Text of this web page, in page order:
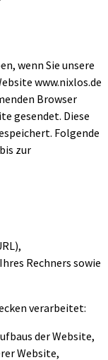
wenn Sie unsere
www.nixlos.de
Browser
gesendet. Diese
Folgende
zur
Rechners sowie
verarbeitet:
der Website,
Website,